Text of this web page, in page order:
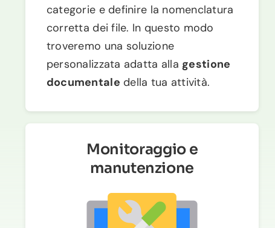
categorie e definire la nomenclatura
corretta dei file. In questo modo
troveremo una soluzione
personalizzata adatta alla gestione
documentale della tua attività.
Monitoraggio e
manutenzione